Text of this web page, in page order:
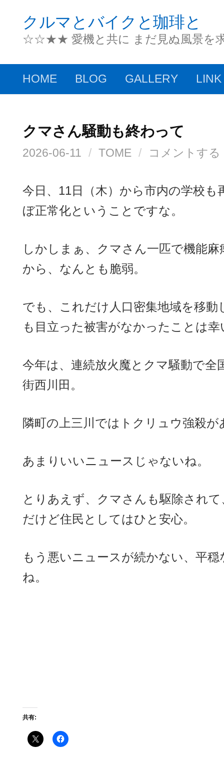
クルマとバイクと珈琲と
☆☆★★ 愛機と共に まだ見ぬ風景
HOME BLOG GALLERY LINK
クマさん騒動も終わって
2026-06-11 / TOME / コメントする
今日、11日（木）から市内の学校
ぼ正常化ということですな。
しかしまぁ、クマさん一匹で機能
から、なんとも脆弱。
でも、これだけ人口密集地域を移動
も目立った被害がなかったことは
今年は、連続放火魔とクマ騒動で全
街西川田。
隣町の上三川ではトクリュウ強殺
あまりいいニュースじゃないね。
とりあえず、クマさんも駆除され
だけど住民としてはひと安心。
もう悪いニュースが続かない、平
ね。
共有: